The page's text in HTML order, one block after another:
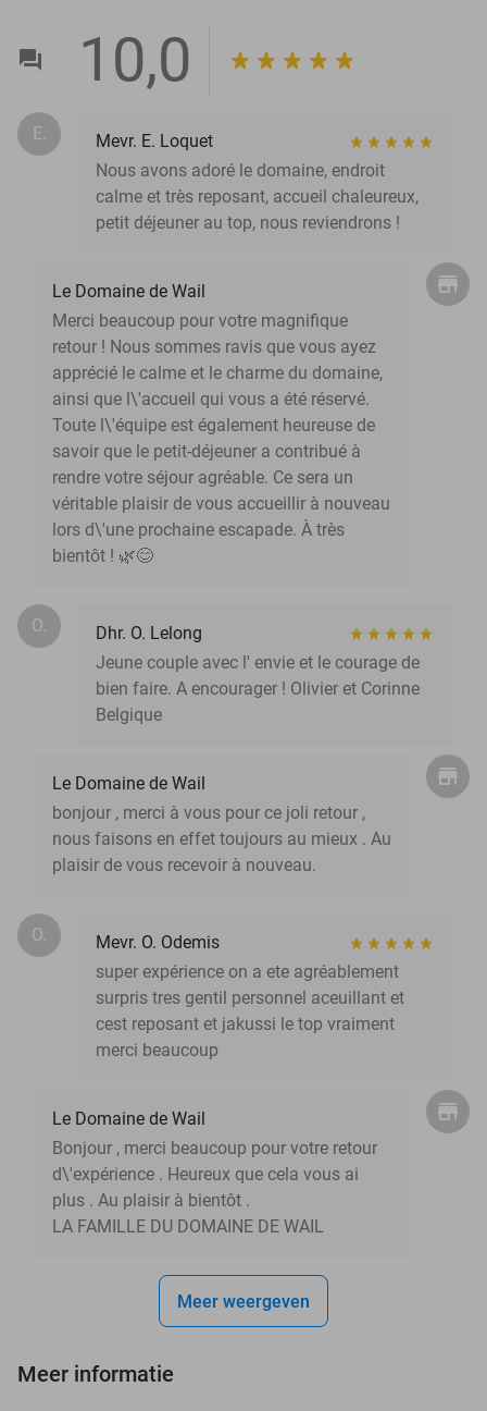
10,0
E.
Mevr. E. Loquet
Nous avons adoré le domaine, endroit
calme et très reposant, accueil chaleureux,
petit déjeuner au top, nous reviendrons !
Le Domaine de Wail
Merci beaucoup pour votre magnifique
retour ! Nous sommes ravis que vous ayez
apprécié le calme et le charme du domaine,
ainsi que l\'accueil qui vous a été réservé.
Toute l\'équipe est également heureuse de
savoir que le petit-déjeuner a contribué à
rendre votre séjour agréable. Ce sera un
véritable plaisir de vous accueillir à nouveau
lors d\'une prochaine escapade. À très
bientôt ! 🌿😊
O.
Dhr. O. Lelong
Jeune couple avec l' envie et le courage de
bien faire. A encourager ! Olivier et Corinne
Belgique
Le Domaine de Wail
bonjour , merci à vous pour ce joli retour ,
nous faisons en effet toujours au mieux . Au
plaisir de vous recevoir à nouveau.
O.
Mevr. O. Odemis
super expérience on a ete agréablement
surpris tres gentil personnel aceuillant et
cest reposant et jakussi le top vraiment
merci beaucoup
Le Domaine de Wail
Bonjour , merci beaucoup pour votre retour
d\'expérience . Heureux que cela vous ai
plus . Au plaisir à bientôt .
LA FAMILLE DU DOMAINE DE WAIL
Meer weergeven
Meer informatie